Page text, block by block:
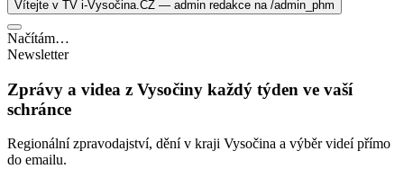
Vítejte v TV i-Vysočina.CZ — admin redakce na /admin_phm
Načítám…
Newsletter
Zprávy a videa z Vysočiny každý týden ve vaší
schránce
Regionální zpravodajství, dění v kraji Vysočina a výběr videí přímo
do emailu.